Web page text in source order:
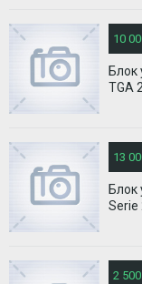
10
Блок
TGA
13
Блок
Serie
2